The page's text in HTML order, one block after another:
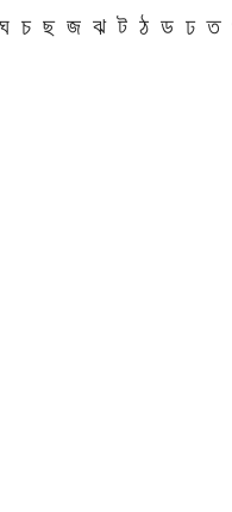
ঘ চ ছ জ ঝ ট ঠ ড ঢ ত